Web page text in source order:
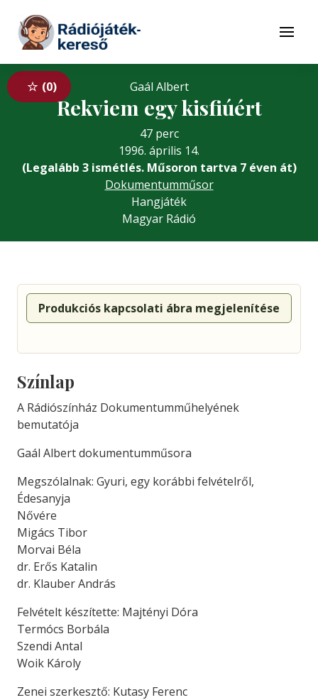
Tovább a tartalomhoz
Menü
0 Gaál Albert
Rekviem egy kisfiúért
47 perc
1996. április 14.
(Legalább 3 ismétlés. Műsoron tartva 7 éven át)
Dokumentumműsor
Hangjáték
Magyar Rádió
Produkciós kapcsolati ábra megjelenítése
Színlap
A Rádiószínház Dokumentumműhelyének
bemutatója
Gaál Albert dokumentumműsora
Megszólalnak: Gyuri, egy korábbi felvételről,
Édesanyja
Nővére
Migács Tibor
Morvai Béla
dr. Erős Katalin
dr. Klauber András
Felvételt készítette: Majtényi Dóra
Termócs Borbála
Szendi Antal
Woik Károly
Zenei szerkesztő: Kutasy Ferenc